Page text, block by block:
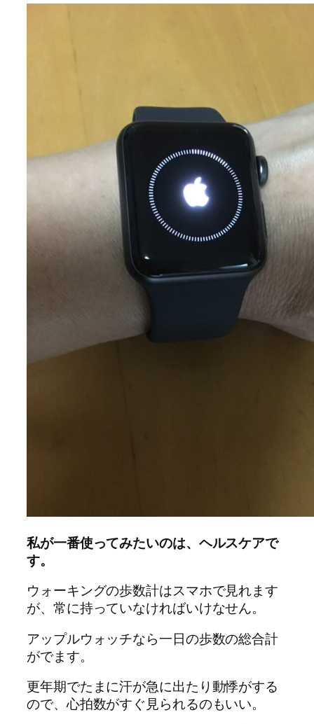
私が一番使ってみたいのは、ヘルスケアで
す。
ウォーキングの歩数計はスマホで見れます
が、常に持っていなければいけなせん。
アップルウォッチなら一日の歩数の総合計
がでます。
更年期でたまに汗が急に出たり動悸がする
ので、心拍数がすぐ見られるのもいい。